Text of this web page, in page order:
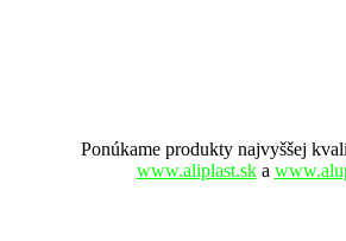
Ponúkame produkty najvyššej
www.aliplast.ska